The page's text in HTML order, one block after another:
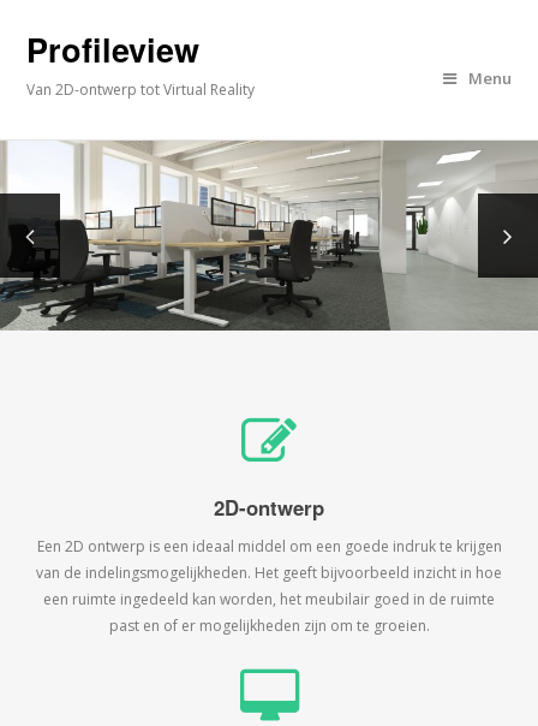
Profileview
Van 2D-ontwerp tot Virtual Reality
Menu
2D-ontwerp
Een 2D ontwerp is een ideaal middel om een goede indruk te krijgen
van de indelingsmogelijkheden. Het geeft bijvoorbeeld inzicht in hoe
een ruimte ingedeeld kan worden, het meubilair goed in de ruimte
past en of er mogelijkheden zijn om te groeien.